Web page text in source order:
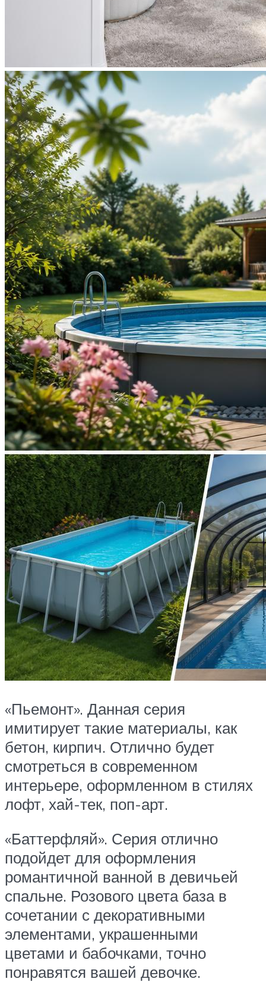
«Пьемонт». Данная серия
имитирует такие материалы, как
бетон, кирпич. Отлично будет
смотреться в современном
интерьере, оформленном в стилях
лофт, хай-тек, поп-арт.
«Баттерфляй». Серия отлично
подойдет для оформления
романтичной ванной в девичьей
спальне. Розового цвета база в
сочетании с декоративными
элементами, украшенными
цветами и бабочками, точно
понравятся вашей девочке.